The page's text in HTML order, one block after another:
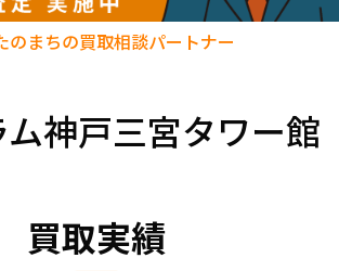
神戸三宮タワー館
のまちの買取相談パートナー
買取実績